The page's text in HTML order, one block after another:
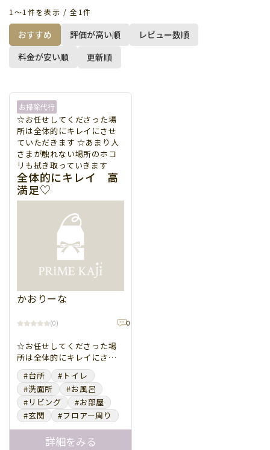
最寄駅から探す
S M T
1
2 3 4 5
16 17 18 19
23 24 25 26
30 31
開始時間帯
9：00～12：00
13：00～16：00
お風呂
リビング
お部屋
玄関
フロアー周り
性別
女性
言語
日本語
英語
中国語
スペイン語
フランス語
その他
1〜1件を表示 / 全1件
おすすめ 評価が高い順
レビュー数順
料金が安い順
更新順
お掃除代行
☆お任せしてくださった場
所は全体的にキレイにさせ
ていただきます ☆あまり人
さまが触れない場所のホコ
リも拭き取っていきます
全体的にキレイ 高
満足♡
かおりーな
(0) 0件
☆お任せしてくださった場
所は全体的にキレイにさせ
ていただきます ☆あまり人
さまが触れない場所のホコ
リも拭き取っていきます
#台所
#トイレ
#洗面所
#お風呂
#リビング
#お部屋
#玄関
#フロアー周り
詳細をみる